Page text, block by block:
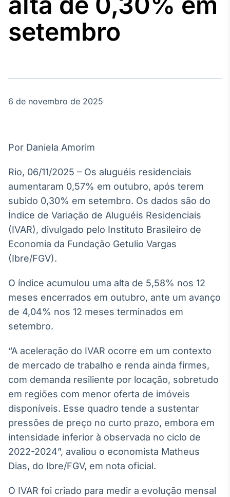
Agro
agronegócio
Broadcast
Energia
energia elétrica
no Brasil
Broadcast
White Label
Soluções de Dados
e Conteúdos
Broadcast
negociação de
ativos
Broadcast
integração de
conteúdos e
dados
Broadcast
Cotações e
setembro
6 de novembro de 2025
Por Daniela Amorim
Rio, 06/11/2025 – Os aluguéis residenciais
aumentaram 0,57% em outubro, após terem
subido 0,30% em setembro. Os dados são do
Índice de Variação de Aluguéis Residenciais
(IVAR), divulgado pelo Instituto Brasileiro de
Economia da Fundação Getulio Vargas
(Ibre/FGV).
O índice acumulou uma alta de 5,58% nos 12
meses encerrados em outubro, ante um avanço
de 4,04% nos 12 meses terminados em
setembro.
“A aceleração do IVAR ocorre em um contexto
de mercado de trabalho e renda ainda firmes,
com demanda resiliente por locação, sobretudo
em regiões com menor oferta de imóveis
disponíveis. Esse quadro tende a sustentar
pressões de preço no curto prazo, embora em
intensidade inferior à observada no ciclo de
2022-2024”, avaliou o economista Matheus
Dias, do Ibre/FGV, em nota oficial.
O IVAR foi criado para medir a evolução mensal